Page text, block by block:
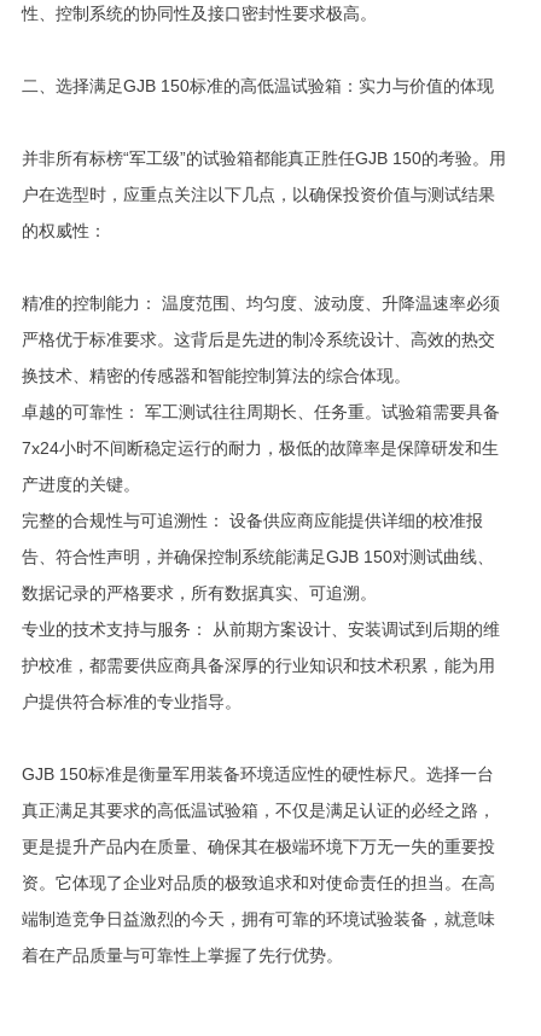
性、控制系统的协同性及接口密封性要求极高。
二、选择满足GJB 150标准的高低温试验箱：实力与价值的体现
并非所有标榜“军工级”的试验箱都能真正胜任GJB 150的考验。用
户在选型时，应重点关注以下几点，以确保投资价值与测试结果
的权威性：
精准的控制能力： 温度范围、均匀度、波动度、升降温速率必须
严格优于标准要求。这背后是先进的制冷系统设计、高效的热交
换技术、精密的传感器和智能控制算法的综合体现。
卓越的可靠性： 军工测试往往周期长、任务重。试验箱需要具备
7x24小时不间断稳定运行的耐力，极低的故障率是保障研发和生
产进度的关键。
完整的合规性与可追溯性： 设备供应商应能提供详细的校准报
告、符合性声明，并确保控制系统能满足GJB 150对测试曲线、
数据记录的严格要求，所有数据真实、可追溯。
专业的技术支持与服务： 从前期方案设计、安装调试到后期的维
护校准，都需要供应商具备深厚的行业知识和技术积累，能为用
户提供符合标准的专业指导。
GJB 150标准是衡量军用装备环境适应性的硬性标尺。选择一台
真正满足其要求的高低温试验箱，不仅是满足认证的必经之路，
更是提升产品内在质量、确保其在极端环境下万无一失的重要投
资。它体现了企业对品质的极致追求和对使命责任的担当。在高
端制造竞争日益激烈的今天，拥有可靠的环境试验装备，就意味
着在产品质量与可靠性上掌握了先行优势。